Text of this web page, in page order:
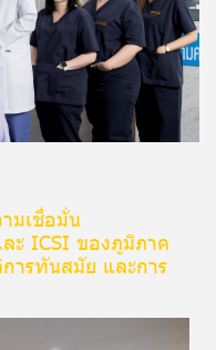
มเชื่อมั่น
ะ ICSI ของภูมิภาค
ารทันสมัย และการ